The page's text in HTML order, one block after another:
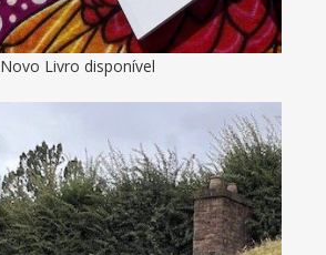
Novo Livro disponível